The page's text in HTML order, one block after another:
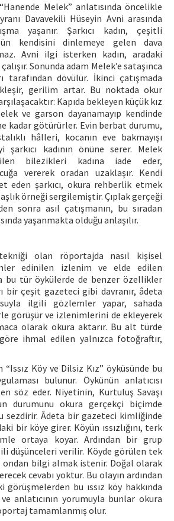
Melek” anlatısında öncelikle
Davavekili Hüseyin Avni arasında
yaşanır. Şarkıcı kadın, çeşitli
kendisini dinlemeye gelen dava
Avni ilgi isterken kadın, aradaki
Sonunda adam Melek’e sataşınca
tarafından dövülür. İkinci çatışmada
gerilim artar. Bu noktada okur
Kapıda bekleyen küçük kız
ve garson dayanamayıp kendinde
kadar götürürler. Evin berbat durumu,
hâlleri, kocanın eve bakmayışı
kadının önüne serer. Melek
bilezikleri kadına iade eder,
vererek oradan uzaklaşır. Kendi
eden şarkıcı, okura rehberlik etmek
örneği sergilemiştir. Çıplak gerçeği
sonra asıl çatışmanın, bu sıradan
yaşanmakta olduğu anlaşılır.
olan röportajda nasıl kişisel
edinilen izlenim ve elde edilen
bu tür öykülerde de benzer özellikler
bir çeşit gazeteci gibi davranır, âdeta
ilgili gözlemler yapar, sahada
görüşür ve izlenimlerini de ekleyerek
olarak okura aktarır. Bu alt türde
ihmal edilen yalnızca fotoğraftır,
“Issız Köy ve Dilsiz Kız” öyküsünde bu
bulunur. Öykünün anlatıcısı
söz eder. Niyetinin, Kurtuluş Savaşı
durumunu okura gerçekçi biçimde
sezdirir. Âdeta bir gazeteci kimliğinde
bir köye girer. Köyün ıssızlığını, terk
ortaya koyar. Ardından bir grup
düşünceleri verilir. Köyde görülen tek
ondan bilgi almak istenir. Doğal olarak
cevabı yoktur. Bu olayın ardından
görüşmelerden bu ıssız köy hakkında
anlatıcının yorumuyla bunlar okura
tamamlanmış olur.